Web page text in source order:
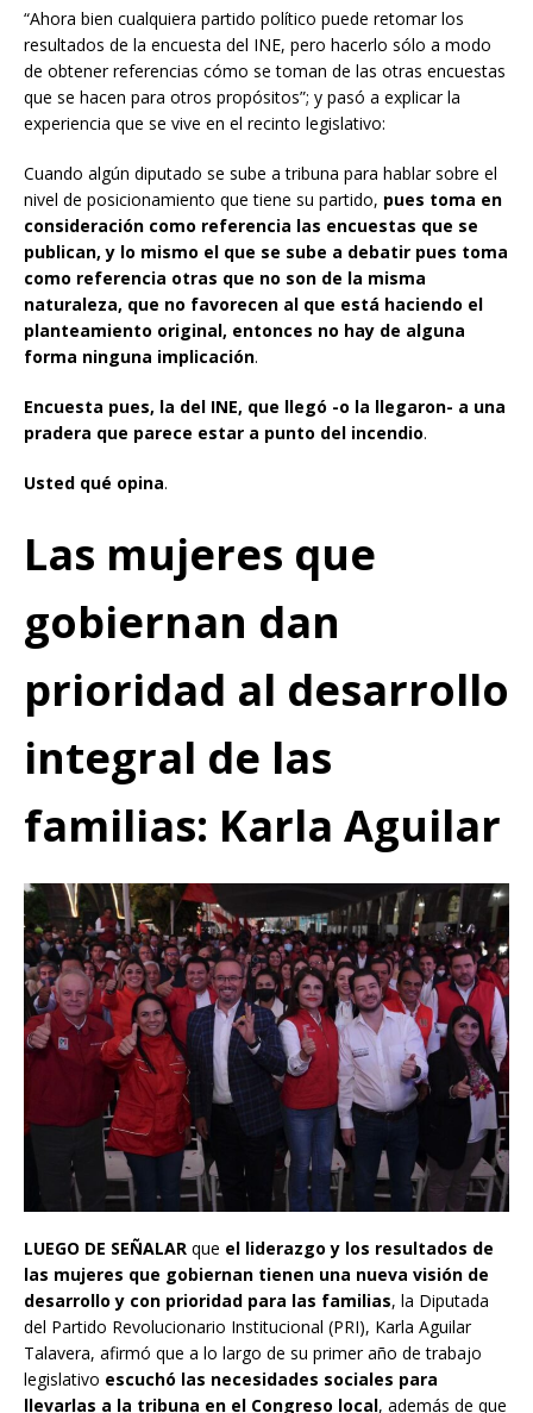
“Ahora bien cualquiera partido político puede retomar los
resultados de la encuesta del INE, pero hacerlo sólo a modo
de obtener referencias cómo se toman de las otras encuestas
que se hacen para otros propósitos”; y pasó a explicar la
experiencia que se vive en el recinto legislativo:
Cuando algún diputado se sube a tribuna para hablar sobre el
nivel de posicionamiento que tiene su partido, pues toma en
consideración como referencia las encuestas que se
publican, y lo mismo el que se sube a debatir pues toma
como referencia otras que no son de la misma
naturaleza, que no favorecen al que está haciendo el
planteamiento original, entonces no hay de alguna
forma ninguna implicación.
Encuesta pues, la del INE, que llegó -o la llegaron- a una
pradera que parece estar a punto del incendio.
Usted qué opina.
Las mujeres que
gobiernan dan
prioridad al desarrollo
integral de las
familias: Karla Aguilar
LUEGO DE SEÑALAR que el liderazgo y los resultados de
las mujeres que gobiernan tienen una nueva visión de
desarrollo y con prioridad para las familias, la Diputada
del Partido Revolucionario Institucional (PRI), Karla Aguilar
Talavera, afirmó que a lo largo de su primer año de trabajo
legislativo escuchó las necesidades sociales para
llevarlas a la tribuna en el Congreso local, además de que